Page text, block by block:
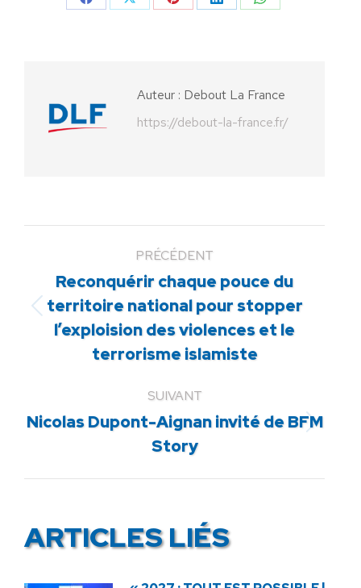
PartagerPartagerPartagerPartagerPartager
Auteur : Debout La France
https://debout-la-france.fr/
PRÉCÉDENT
Article
précédent
:
Reconquérir chaque pouce du
territoire national pour stopper
l’exploision des violences et le
terrorisme islamiste
SUIVANT
Article
suivant
Nicolas Dupont-Aignan invité de BFM
Story
ARTICLES LIÉS